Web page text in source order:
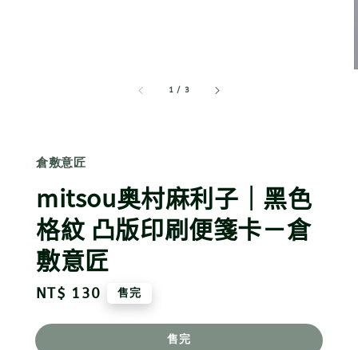
1 / 3
倉敷意匠
mitsou奥村麻利子｜黑色
格紋 凸版印刷便箋卡－倉
敷意匠
Regular
NT$ 130 售完
售完